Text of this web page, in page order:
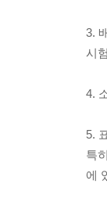
3.
시
4.
5.
특
에